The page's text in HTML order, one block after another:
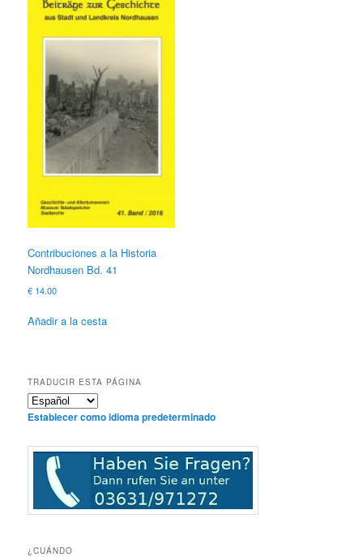
Contribuciones a la Historia
Nordhausen Bd. 41
€ 14.00
Añadir a la cesta
TRADUCIR ESTA PÁGINA
Establecer como idioma predeterminado
¿CUÁNDO